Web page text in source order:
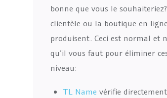
bonne que vous le
clientèle ou la boutique en
produisent. Ceci est normal et
qu’il vous faut pour éliminer
niveau:
TL Name vérifie